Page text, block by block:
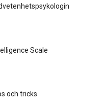
Scale
och tricks